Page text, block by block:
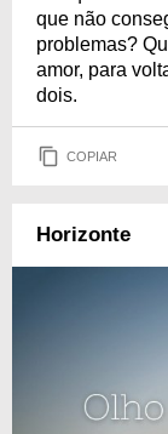
que não
problemas?
amor, para
dois.
COPIAR
Horizonte